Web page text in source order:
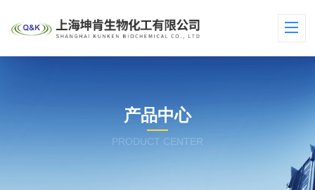
产品中心
PRODUCT CENTER